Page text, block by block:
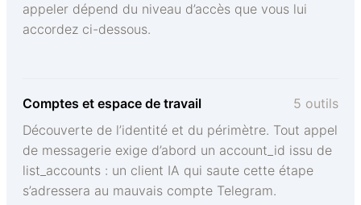
appeler dépend du niveau d’accès que vous lui
accordez ci-dessous.
Comptes et espace de travail
5 outils
Découverte de l’identité et du périmètre. Tout appel
de messagerie exige d’abord un account_id issu de
list_accounts : un client IA qui saute cette étape
s’adressera au mauvais compte Telegram.